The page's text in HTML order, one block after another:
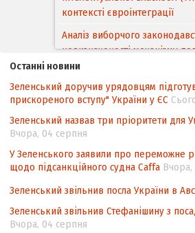
контексті євроінтеграції
Аналіз виборчого
невизначеності механізму
підрахунку голосів виборців
Інформаційна безпека
національних інтересів у
нормативно-правових
Аспекти правового
Конституції України
Останні новини
Зеленський доручив урядовцям
прискореного вступу" України у ЄС
Зеленський назвав три пріоритети для
Вчора, 04 серпня
У Зеленського заявили про переможне
щодо підсанкційного судна Caffa
Зеленський звільнив посла України в
Зеленський звільнив Стефанішину з
Вчора, 04 серпня